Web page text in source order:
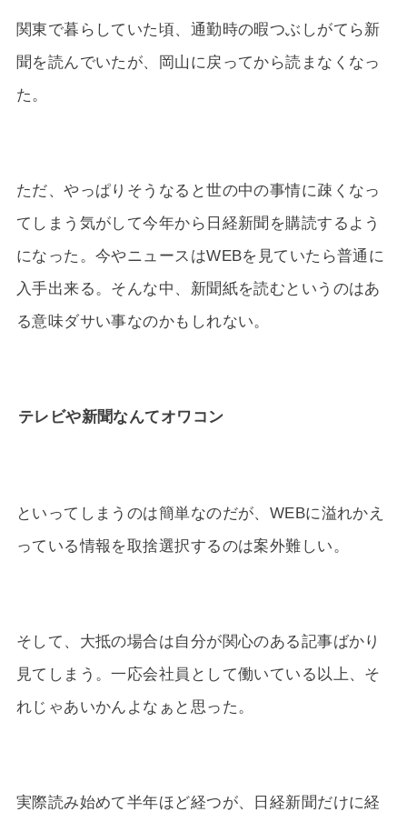
関東で暮らしていた頃、通勤時の暇つぶしがてら新
聞を読んでいたが、岡山に戻ってから読まなくなっ
た。
ただ、やっぱりそうなると世の中の事情に疎くなっ
てしまう気がして今年から日経新聞を購読するよう
になった。今やニュースはWEBを見ていたら普通に
入手出来る。そんな中、新聞紙を読むというのはあ
る意味ダサい事なのかもしれない。
テレビや新聞なんてオワコン
といってしまうのは簡単なのだが、WEBに溢れかえ
っている情報を取捨選択するのは案外難しい。
そして、大抵の場合は自分が関心のある記事ばかり
見てしまう。一応会社員として働いている以上、そ
れじゃあいかんよなぁと思った。
実際読み始めて半年ほど経つが、日経新聞だけに経